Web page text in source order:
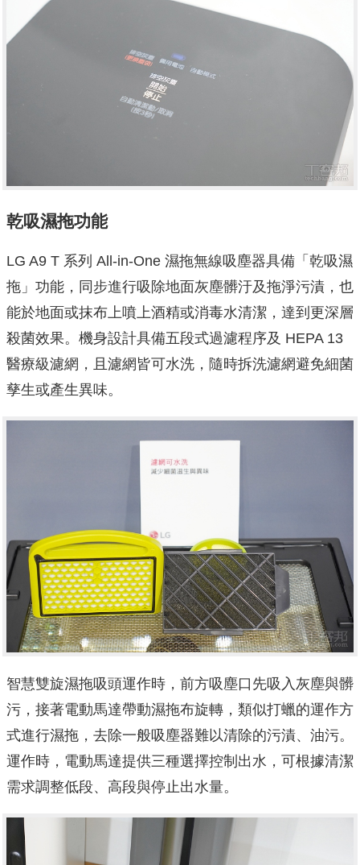
乾吸濕拖功能
LG A9 T 系列 All-in-One 濕拖無線吸塵器具備「乾吸濕
拖」功能，同步進行吸除地面灰塵髒汙及拖淨污漬，也
能於地面或抹布上噴上酒精或消毒水清潔，達到更深層
殺菌效果。機身設計具備五段式過濾程序及 HEPA 13
醫療級濾網，且濾網皆可水洗，隨時拆洗濾網避免細菌
孳生或產生異味。
智慧雙旋濕拖吸頭運作時，前方吸塵口先吸入灰塵與髒
污，接著電動馬達帶動濕拖布旋轉，類似打蠟的運作方
式進行濕拖，去除一般吸塵器難以清除的污漬、油污。
運作時，電動馬達提供三種選擇控制出水，可根據清潔
需求調整低段、高段與停止出水量。